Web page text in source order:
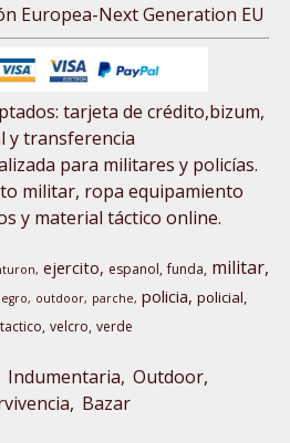
Europea-Next Generation EU
tarjeta de crédito,bizum,
y transferencia
para militares y policías.
militar, ropa equipamiento
y material táctico online.
ejercito espanol funda militar
outdoor parche policia policial
tactico velcro verde
Indumentaria Outdoor,
Bazar